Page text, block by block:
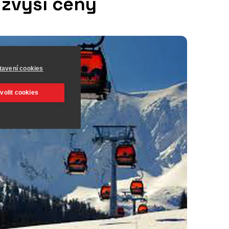
cookies
cookies